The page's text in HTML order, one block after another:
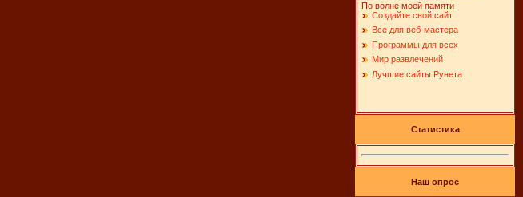
По волне моей памяти
Создайте свой сайт
Все для веб-мастера
Программы для всех
Мир развлечений
Лучшие сайты Рунета
Статистика
Наш опрос